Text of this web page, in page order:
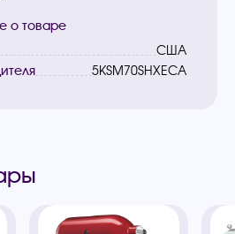
о товаре
США
5KSM70SHXECA